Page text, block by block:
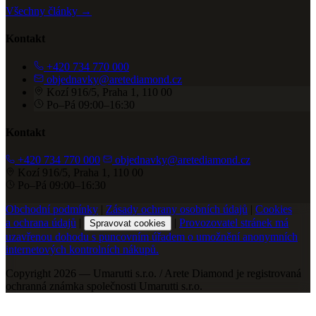
Všechny články →
Kontakt
+420 734 770 000
objednavky@aretediamond.cz
Kozí 916/5, Praha 1, 110 00
Po–Pá 09:00–16:30
Kontakt
+420 734 770 000
objednavky@aretediamond.cz
Kozí 916/5, Praha 1, 110 00
Po–Pá 09:00–16:30
Obchodní podmínky | Zásady ochrany osobních údajů | Cookies
a ochrana údajů | Spravovat cookies | Provozovatel stránek má
uzavřenou dohodu s puncovním úřadem o umožnění anonymních
internetových kontrolních nákupů.
Copyright 2026 — Umarutti s.r.o. / Arete Diamond je registrovaná
ochranná známka společnosti Umarutti s.r.o.